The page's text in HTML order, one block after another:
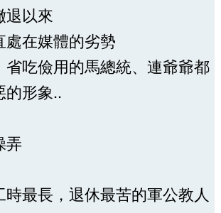
退以來
處在媒體的劣勢
省吃儉用的馬總統、連爺爺都
的形象..
弄
最長，退休最苦的軍公教人